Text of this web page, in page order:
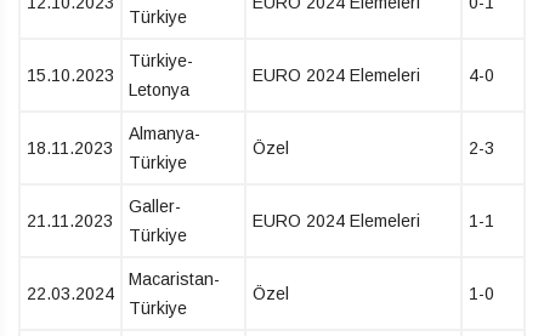
Türkiye
15.10.2023
Türkiye-
Letonya
EURO 2024 Elemeleri 4-0
18.11.2023
Almanya-
Türkiye
Özel 2-3
21.11.2023
Galler-
Türkiye
EURO 2024 Elemeleri 1-1
22.03.2024
Macaristan-
Türkiye
Özel 1-0